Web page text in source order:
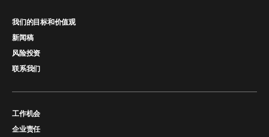
我们的目标和价值观
新闻稿
风险投资
联系我们
工作机会
企业责任